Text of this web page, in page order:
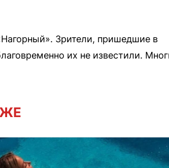
Зрители, пришедшие в
их не известили.